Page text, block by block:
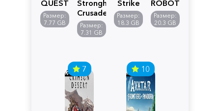
QUEST
VII
Reimagined
Размер:
7.77 GB
Stronghold
Crusader:
Definitive
Edition
Размер:
7.31 GB
Strike
5
Размер:
18.3 GB
ROBOT
WARS
Y
Размер:
20.3 GB
7 10